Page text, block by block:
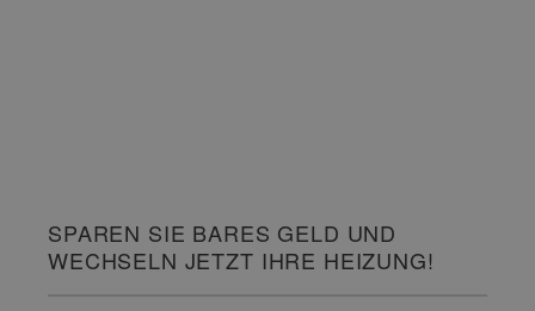
SPAREN SIE BARES GELD UND
WECHSELN JETZT IHRE HEIZUNG!